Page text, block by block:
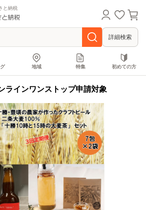
と納税
詳細検索
地域 特集 初めての方
ラインワンストップ申請対象